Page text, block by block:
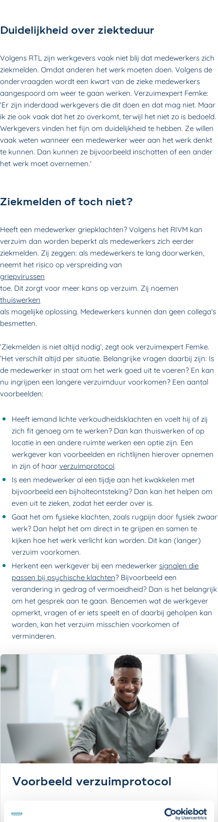
Duidelijkheid over ziekteduur
Volgens RTL zijn werkgevers vaak niet blij dat medewerkers zich
ziekmelden. Omdat anderen het werk moeten doen. Volgens de
ondervraagden wordt een kwart van de zieke medewerkers
aangespoord om weer te gaan werken. Verzuimexpert Femke:
‘Er zijn inderdaad werkgevers die dit doen en dat mag niet. Maar
ik zie ook vaak dat het zo overkomt, terwijl het niet zo is bedoeld.
Werkgevers vinden het fijn om duidelijkheid te hebben. Ze willen
vaak weten wanneer een medewerker weer aan het werk denkt
te kunnen. Dan kunnen ze bijvoorbeeld inschatten of een ander
het werk moet overnemen.’
Ziekmelden of toch niet?
Heeft een medewerker griepklachten? Volgens het RIVM kan
verzuim dan worden beperkt als medewerkers zich eerder
ziekmelden. Zij zeggen: als medewerkers te lang doorwerken,
neemt het risico op verspreiding van
griepvirussen
toe. Dit zorgt voor meer kans op verzuim. Zij noemen
thuiswerken
als mogelijke oplossing. Medewerkers kunnen dan geen collega’s
besmetten.
‘Ziekmelden is niet altijd nodig’, zegt ook verzuimexpert Femke.
‘Het verschilt altijd per situatie. Belangrijke vragen daarbij zijn: Is
de medewerker in staat om het werk goed uit te voeren? En kan
nu ingrijpen een langere verzuimduur voorkomen? Een aantal
voorbeelden:
Heeft iemand lichte verkoudheidsklachten en voelt hij of zij
zich fit genoeg om te werken? Dan kan thuiswerken of op
locatie in een andere ruimte werken een optie zijn. Een
werkgever kan voorbeelden en richtlijnen hierover opnemen
in zijn of haar verzuimprotocol.
Is een medewerker al een tijdje aan het kwakkelen met
bijvoorbeeld een bijholteontsteking? Dan kan het helpen om
even uit te zieken, zodat het eerder over is.
Gaat het om fysieke klachten, zoals rugpijn door fysiek zwaar
werk? Dan helpt het om direct in te grijpen en samen te
kijken hoe het werk verlicht kan worden. Dit kan (langer)
verzuim voorkomen.
Herkent een werkgever bij een medewerker signalen die
passen bij psychische klachten? Bijvoorbeeld een
verandering in gedrag of vermoeidheid? Dan is het belangrijk
om het gesprek aan te gaan. Benoemen wat de werkgever
opmerkt, vragen of er iets speelt en of daarbij geholpen kan
worden, kan het verzuim misschien voorkomen of
verminderen.
Voorbeeld verzuimprotocol